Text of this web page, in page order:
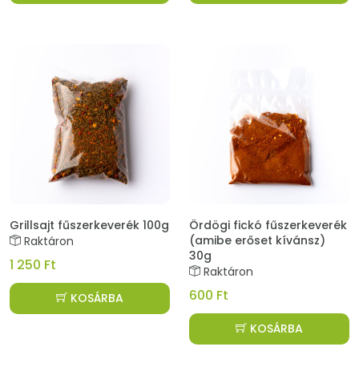
Grillsajt fűszerkeverék 100g
Raktáron
1 250 Ft
KOSÁRBA
Ördögi fickó fűszerkeverék
(amibe erőset kívánsz)
30g
Raktáron
600 Ft
KOSÁRBA